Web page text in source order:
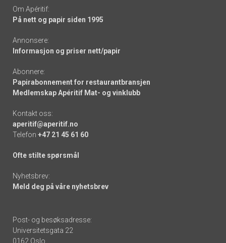
Om Apéritif:
På nett og papir siden 1995
Annonsere:
Informasjon og priser nett/papir
Abonnere:
Papirabonnement for restaurantbransjen
Medlemskap Apéritif Mat- og vinklubb
Kontakt oss:
aperitif@aperitif.no
Telefon +47 21 45 61 60
Ofte stilte spørsmål
Nyhetsbrev:
Meld deg på våre nyhetsbrev
Post- og besøksadresse:
Universitetsgata 22
0162 Oslo